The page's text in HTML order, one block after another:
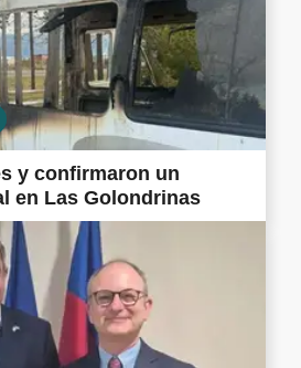
y confirmaron un
en Las Golondrinas